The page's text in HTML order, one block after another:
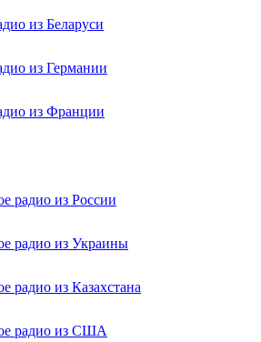
из Беларуси
из Германии
из Франции
радио из России
радио из Украины
радио из Казахстана
радио из США